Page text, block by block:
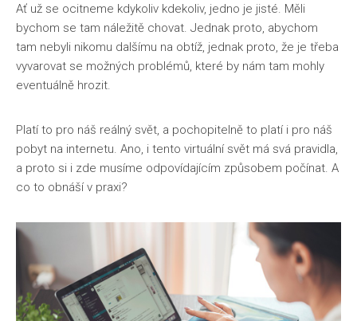
Ať už se ocitneme kdykoliv kdekoliv, jedno je jisté. Měli
bychom se tam náležitě chovat. Jednak proto, abychom
tam nebyli nikomu dalšímu na obtíž, jednak proto, že je třeba
vyvarovat se možných problémů, které by nám tam mohly
eventuálně hrozit.
Platí to pro náš reálný svět, a pochopitelně to platí i pro náš
pobyt na internetu. Ano, i tento virtuální svět má svá pravidla,
a proto si i zde musíme odpovídajícím způsobem počínat. A
co to obnáší v praxi?